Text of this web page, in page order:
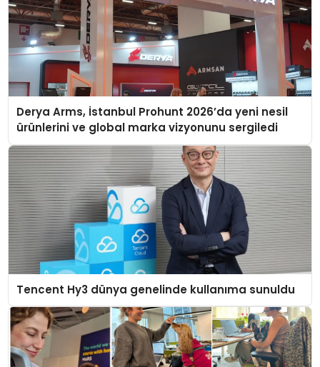
Derya Arms, İstanbul Prohunt 2026’da yeni nesil
ürünlerini ve global marka vizyonunu sergiledi
Tencent Hy3 dünya genelinde kullanıma sunuldu